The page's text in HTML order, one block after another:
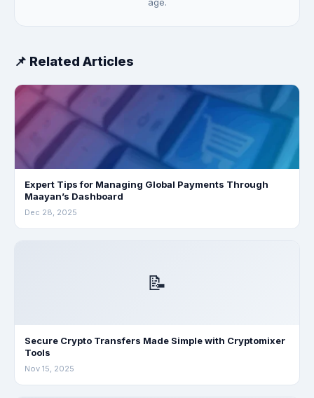
📌 Related Articles
Expert Tips for Managing Global Payments Through
Maayan’s Dashboard
Dec 28, 2025
📝
Secure Crypto Transfers Made Simple with Cryptomixer
Tools
Nov 15, 2025